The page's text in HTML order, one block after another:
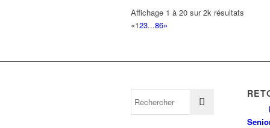
Affichage 1 à 20 sur 2k résultats
«123...86»